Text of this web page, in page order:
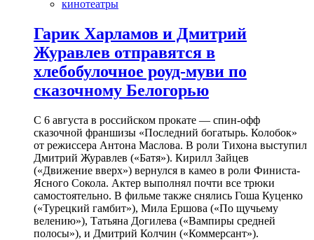
кинотеатры
Гарик Харламов и Дмитрий
Журавлев отправятся в
хлебобулочное роуд-муви по
сказочному Белогорью
С 6 августа в российском прокате — спин-офф
сказочной франшизы «Последний богатырь. Колобок»
от режиссера Антона Маслова. В роли Тихона выступил
Дмитрий Журавлев («Батя»). Кирилл Зайцев
(«Движение вверх») вернулся в камео в роли Финиста-
Ясного Сокола. Актер выполнял почти все трюки
самостоятельно. В фильме также снялись Гоша Куценко
(«Турецкий гамбит»), Мила Ершова («По щучьему
велению»), Татьяна Догилева («Вампиры средней
полосы»), и Дмитрий Колчин («Коммерсант»).